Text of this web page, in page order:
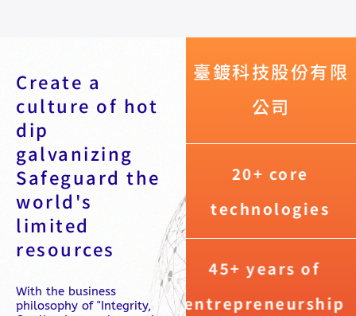
臺鍍科技股份有限
公司
20+ core
technologies
45+ years of
entrepreneurship
Create a
culture of hot
dip
galvanizing
Safeguard the
world's
limited
resources
With the business
philosophy of "Integrity,